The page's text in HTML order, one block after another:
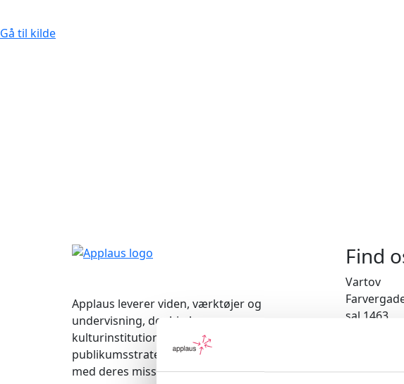
Gå til kilde
Applaus leverer viden, værktøjer og
undervisning, der hjælper
kulturinstitutioner med at udvikle deres
publikumsstrategi i overensstemmelse
med deres mission.
Find
Vartov
sal 1463